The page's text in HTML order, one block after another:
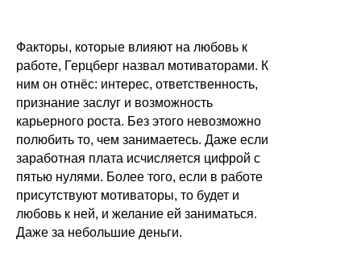
Факторы, которые влияют на любовь к
работе, Герцберг назвал мотиваторами. К
ним он отнёс: интерес, ответственность,
признание заслуг и возможность
карьерного роста. Без этого невозможно
полюбить то, чем занимаетесь. Даже если
заработная плата исчисляется цифрой с
пятью нулями. Более того, если в работе
присутствуют мотиваторы, то будет и
любовь к ней, и желание ей заниматься.
Даже за небольшие деньги.